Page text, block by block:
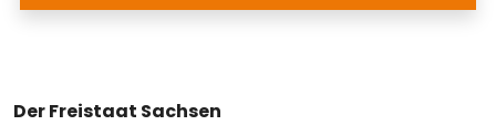
Der Freistaat Sachsen